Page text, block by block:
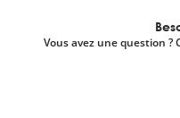
Vous avez une question ?